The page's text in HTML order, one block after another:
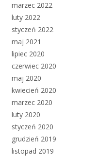
marzec 2022
luty 2022
styczeń 2022
maj 2021
lipiec 2020
czerwiec 2020
maj 2020
kwiecień 2020
marzec 2020
luty 2020
styczeń 2020
grudzień 2019
listopad 2019